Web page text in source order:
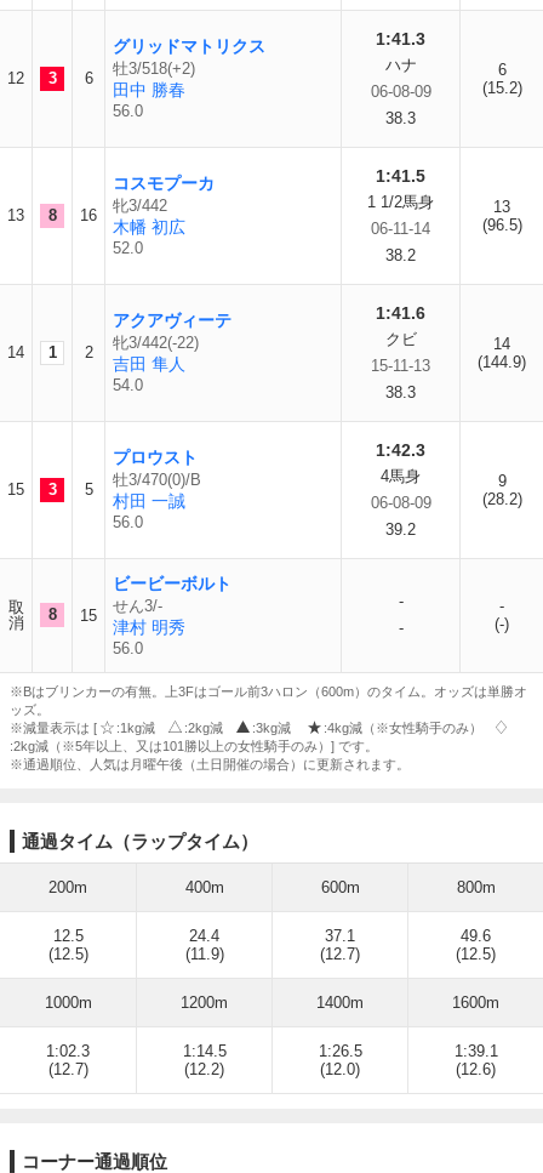
12 3 6
グリッドマトリクス
牡3/518(+2)
田中 勝春
56.0
1:41.3
ハナ
06-08-09
38.3
6
(15.2)
13 8 16
コスモプーカ
牝3/442
木幡 初広
52.0
1:41.5
1 1/2馬身
06-11-14
38.2
13
(96.5)
14 1 2
アクアヴィーテ
牝3/442(-22)
吉田 隼人
54.0
1:41.6
クビ
15-11-13
38.3
14
(144.9)
15 3 5
プロウスト
牡3/470(0)/B
村田 一誠
56.0
1:42.3
4馬身
06-08-09
39.2
9
(28.2)
取
消
8 15
ビービーボルト
せん3/-
津村 明秀
56.0
-
-
-
(-)
※Bはブリンカーの有無。上3Fはゴール前3ハロン（600m）のタイム。オッズは単勝オ
ッズ。
※減量表示は [
:1kg減 :2kg減 :3kg減
:4kg減（※女性騎手のみ）
:2kg減（※5年以上、又は101勝以上の女性騎手のみ）] です。
※通過順位、人気は月曜午後（土日開催の場合）に更新されます。
通過タイム（ラップタイム）
200m 400m 600m 800m
12.5
(12.5)
24.4
(11.9)
37.1
(12.7)
49.6
(12.5)
1000m 1200m 1400m 1600m
1:02.3
(12.7)
1:14.5
(12.2)
1:26.5
(12.0)
1:39.1
(12.6)
コーナー通過順位